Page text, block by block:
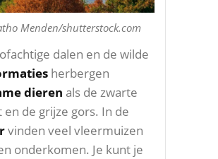
Menden/shutterstock.com
dalen en de wilde
herbergen
dieren als de zwarte
en de grijze gors. In de
vinden veel vleermuizen
onderkomen. Je kunt je